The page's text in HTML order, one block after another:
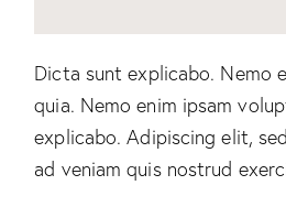
Dicta sunt explicabo. Nemo
quia. Nemo enim ipsam
explicabo. Adipiscing elit,
ad veniam quis nostrud